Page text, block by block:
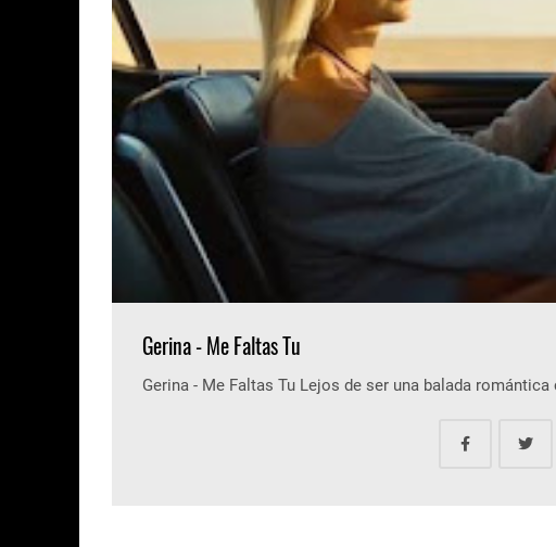
Gerina - Me Faltas Tu
Gerina - Me Faltas Tu Lejos de ser una balada